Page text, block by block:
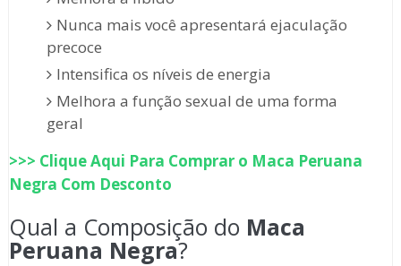
Nunca mais você apresentará ejaculação
precoce
Intensifica os níveis de energia
Melhora a função sexual de uma forma
geral
>>> Clique Aqui Para Comprar o Maca Peruana
Negra Com Desconto
Qual a Composição do Maca
Peruana Negra?